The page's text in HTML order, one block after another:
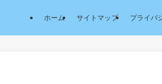
ホーム サイトマップ プライバ